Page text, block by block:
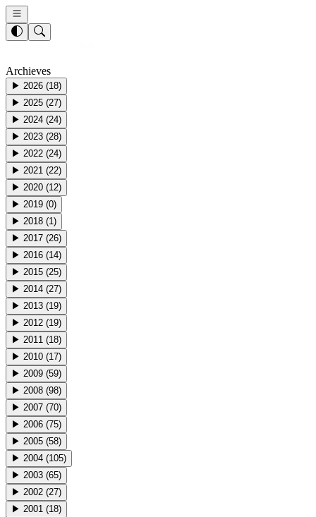
Archieves
▶ 2026 (18)
▶ 2025 (27)
▶ 2024 (24)
▶ 2023 (28)
▶ 2022 (24)
▶ 2021 (22)
▶ 2020 (12)
▶ 2019 (0)
▶ 2018 (1)
▶ 2017 (26)
▶ 2016 (14)
▶ 2015 (25)
▶ 2014 (27)
▶ 2013 (19)
▶ 2012 (19)
▶ 2011 (18)
▶ 2010 (17)
▶ 2009 (59)
▶ 2008 (98)
▶ 2007 (70)
▶ 2006 (75)
▶ 2005 (58)
▶ 2004 (105)
▶ 2003 (65)
▶ 2002 (27)
▶ 2001 (18)